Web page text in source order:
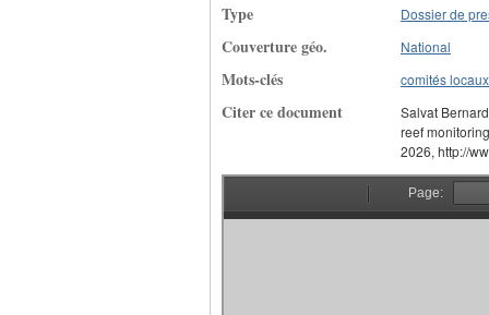
Type Dossier de
Couverture géo. National
Mots-clés comités locaux
Citer ce document
Salvat
reef
2026, http://